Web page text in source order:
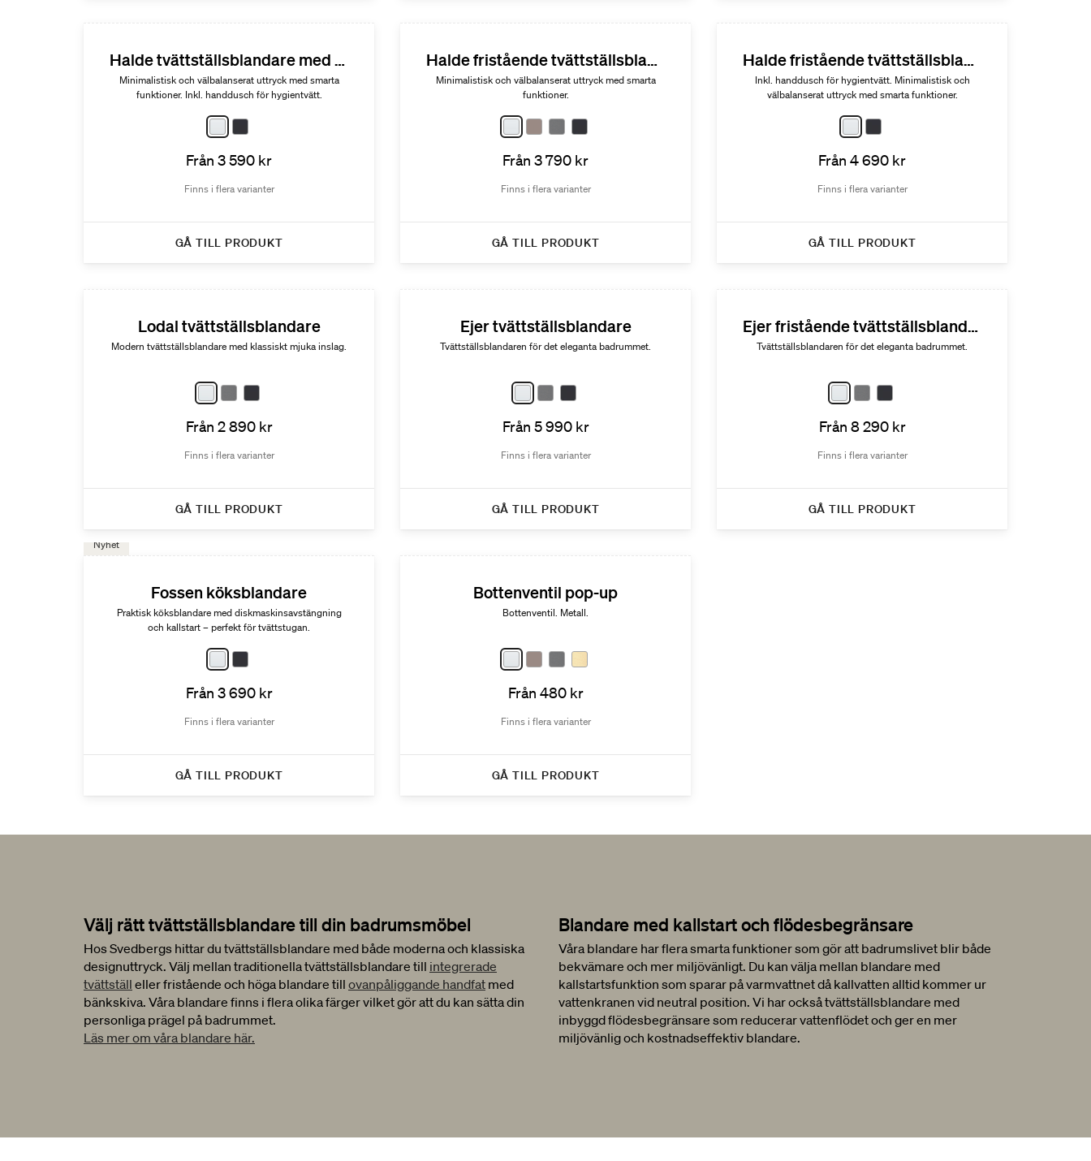
Halde tvättställsblandare med handdusch
Minimalistisk och välbalanserat uttryck med smarta
funktioner. Inkl. handdusch för hygientvätt.
Från 3 590 kr
Finns i flera varianter
GÅ TILL PRODUKT
Halde fristående tvättställsblandare
Minimalistisk och välbalanserat uttryck med smarta
funktioner.
Från 3 790 kr
Finns i flera varianter
GÅ TILL PRODUKT
Halde fristående tvättställsblandare
Inkl. handdusch för hygientvätt. Minimalistisk och
välbalanserat uttryck med smarta funktioner.
Från 4 690 kr
Finns i flera varianter
GÅ TILL PRODUKT
Lodal tvättställsblandare
Modern tvättställsblandare med klassiskt mjuka inslag.
Från 2 890 kr
Finns i flera varianter
GÅ TILL PRODUKT
Ejer tvättställsblandare
Tvättställsblandaren för det eleganta badrummet.
Från 5 990 kr
Finns i flera varianter
GÅ TILL PRODUKT
Ejer fristående tvättställsblandare
Tvättställsblandaren för det eleganta badrummet.
Från 8 290 kr
Finns i flera varianter
GÅ TILL PRODUKT
Nyhet
Fossen köksblandare
Praktisk köksblandare med diskmaskinsavstängning
och kallstart – perfekt för tvättstugan.
Från 3 690 kr
Finns i flera varianter
GÅ TILL PRODUKT
Bottenventil pop-up
Bottenventil. Metall.
Från 480 kr
Finns i flera varianter
GÅ TILL PRODUKT
Välj rätt tvättställsblandare till din badrumsmöbel
Hos Svedbergs hittar du tvättställsblandare med både moderna och klassiska
designuttryck. Välj mellan traditionella tvättställsblandare till integrerade
tvättställ eller fristående och höga blandare till ovanpåliggande handfat med
bänkskiva. Våra blandare finns i flera olika färger vilket gör att du kan sätta din
personliga prägel på badrummet.
Läs mer om våra blandare här.
Blandare med kallstart och flödesbegränsare
Våra blandare har flera smarta funktioner som gör att badrumslivet blir både
bekvämare och mer miljövänligt. Du kan välja mellan blandare med
kallstartsfunktion som sparar på varmvattnet då kallvatten alltid kommer ur
vattenkranen vid neutral position. Vi har också tvättställsblandare med
inbyggd flödesbegränsare som reducerar vattenflödet och ger en mer
miljövänlig och kostnadseffektiv blandare.